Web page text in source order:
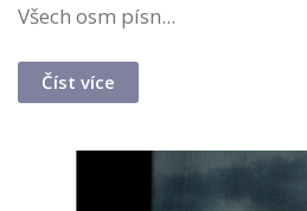
Všech osm písn...
Číst více